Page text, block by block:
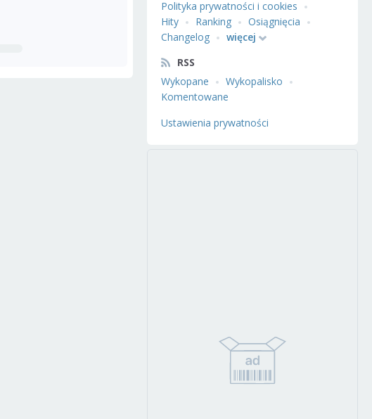
Polityka prywatności i cookies
Hity
Ranking
Osiągnięcia
Changelog
więcej
RSS
Wykopane
Wykopalisko
Komentowane
Ustawienia prywatności